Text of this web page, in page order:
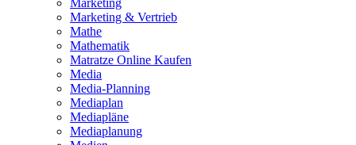
Marketing
Marketing & Vertrieb
Mathe
Mathematik
Matratze Online Kaufen
Media
Media-Planning
Mediaplan
Mediapläne
Mediaplanung